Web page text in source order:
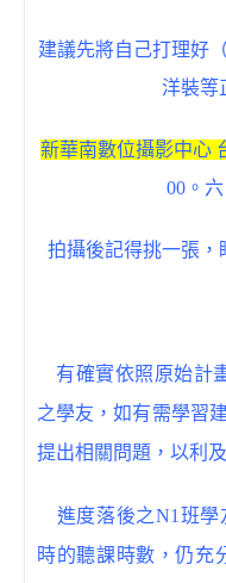
建議先將自己打理好
洋裝等
新華南數位攝影中心
00。
拍攝後記得挑一張，
有確實依照原始計
之學友，如有需學習
提出相關問題，以利
進度落後之N1班學
時的聽課時數，仍充